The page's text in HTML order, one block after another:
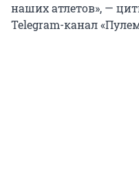
наших атлетов», —
Telegram-канал